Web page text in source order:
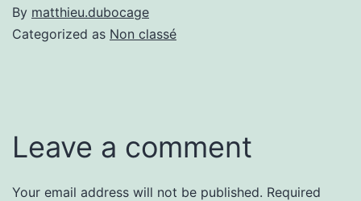
By matthieu.dubocage
Categorized as Non classé
Leave a comment
Your email address will not be published. Required